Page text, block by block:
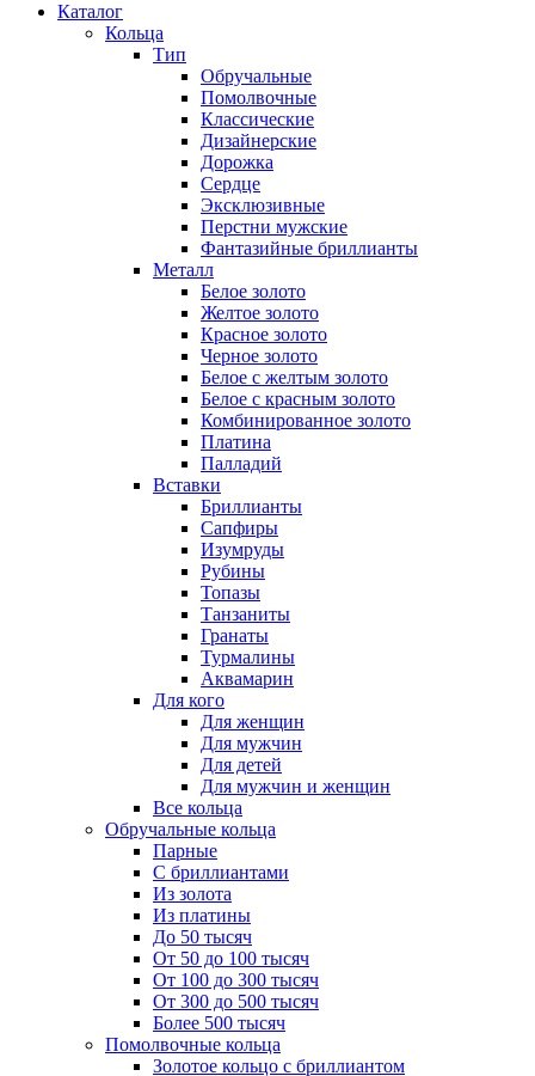
Каталог
Кольца
Тип
Обручальные
Помолвочные
Классические
Дизайнерские
Дорожка
Сердце
Эксклюзивные
Перстни мужские
Фантазийные бриллианты
Металл
Белое золото
Желтое золото
Красное золото
Черное золото
Белое с желтым золото
Белое с красным золото
Комбинированное золото
Платина
Палладий
Вставки
Бриллианты
Сапфиры
Изумруды
Рубины
Топазы
Танзаниты
Гранаты
Турмалины
Аквамарин
Для кого
Для женщин
Для мужчин
Для детей
Для мужчин и женщин
Все кольца
Обручальные кольца
Парные
С бриллиантами
Из золота
Из платины
До 50 тысяч
От 50 до 100 тысяч
От 100 до 300 тысяч
От 300 до 500 тысяч
Более 500 тысяч
Помолвочные кольца
Золотое кольцо с бриллиантом